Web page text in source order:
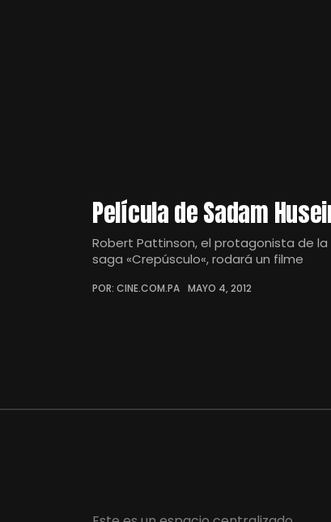
Película de Sadam
Robert Pattinson, el protagonista de la
saga «Crepúsculo«, rodará un filme
POR: CINE.COM.PA MAYO 4, 2012